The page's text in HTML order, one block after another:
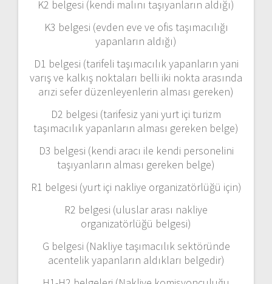
K2 belgesi (kendi malını taşıyanların aldığı)
K3 belgesi (evden eve ve ofis taşımacılığı
yapanların aldığı)
D1 belgesi (tarifeli taşımacılık yapanların yani
varış ve kalkış noktaları belli iki nokta arasında
arızi sefer düzenleyenlerin alması gereken)
D2 belgesi (tarifesiz yani yurt içi turizm
taşımacılık yapanların alması gereken belge)
D3 belgesi (kendi aracı ile kendi personelini
taşıyanların alması gereken belge)
R1 belgesi (yurt içi nakliye organizatörlüğü için)
R2 belgesi (uluslar arası nakliye
organizatörlüğü belgesi)
G belgesi (Nakliye taşımacılık sektöründe
acentelik yapanların aldıkları belgedir)